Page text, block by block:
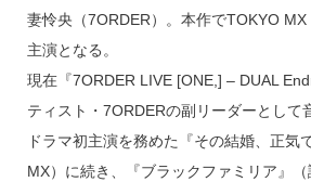
妻怜央（7ORDER）。本作でTOKYO
主演となる。
現在『7ORDER LIVE [ONE,] – DUAL
ティスト・7ORDERの副リーダーとして
ドラマ初主演を務めた『その結婚、正気
MX）に続き、『ブラックファミリア』（